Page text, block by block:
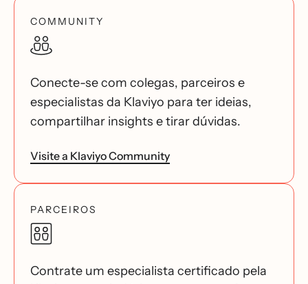
COMMUNITY
Conecte-se com colegas, parceiros e
especialistas da Klaviyo para ter ideias,
compartilhar insights e tirar dúvidas.
Visite a Klaviyo Community
PARCEIROS
Contrate um especialista certificado pela